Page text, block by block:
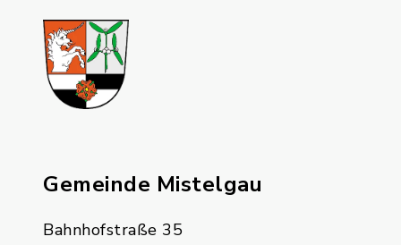
Gemeinde Mistelgau
Bahnhofstraße 35